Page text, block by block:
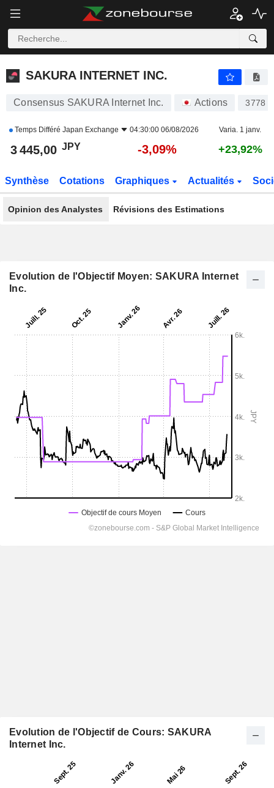
SAKURA INTERNET INC.
SAKURA INTERNET INC.
Consensus SAKURA Internet Inc. Actions 3778
Temps Différé Japan Exchange 04:30:00 06/08/2026 Varia. 1 janv.
3 445,00 JPY -3,09% +23,92%
Synthèse Cotations Graphiques Actualités
Opinion des Analystes Révisions des Estimations
Evolution de l'Objectif Moyen: SAKURA Internet
Inc.
Evolution de l'Objectif de Cours: SAKURA
Internet Inc.